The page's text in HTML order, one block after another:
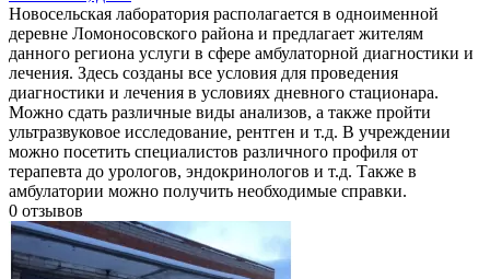
Новосельская лаборатория располагается в одноименной
деревне Ломоносовского района и предлагает жителям
данного региона услуги в сфере амбулаторной диагностики и
лечения. Здесь созданы все условия для проведения
диагностики и лечения в условиях дневного стационара.
Можно сдать различные виды анализов, а также пройти
ультразвуковое исследование, рентген и т.д. В учреждении
можно посетить специалистов различного профиля от
терапевта до урологов, эндокринологов и т.д. Также в
амбулатории можно получить необходимые справки.
0 отзывов